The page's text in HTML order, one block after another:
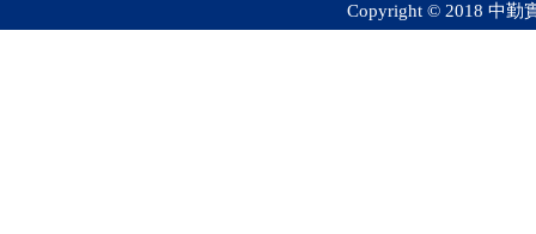
Copyright © 2018 中勤